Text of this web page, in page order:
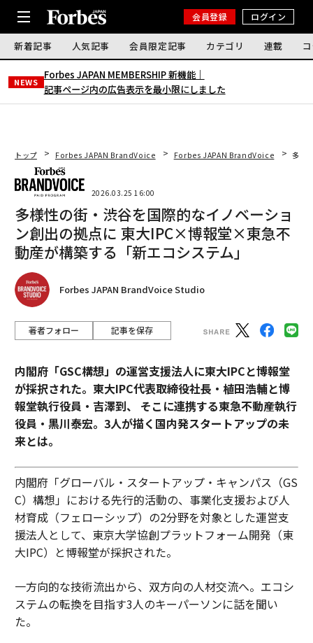
会員登録 ログイン
新着記事 人気記事 会員限定記事 カテゴリ 連載
NEWS
Forbes JAPAN MEMBERSHIP 新機能｜
記事ページ内の広告表示を最小限にしました
トップ Forbes JAPAN BrandVoice Forbes JAPAN BrandVoice 多様
2026.03.25 16:00
多様性の街・渋谷を国際的なイノベーショ
ン創出の拠点に 東大IPC×博報堂×東急不
動産が構築する「新エコシステム」
Forbes JAPAN BrandVoice Studio
著者フォロー 記事を保存
内閣府「GSC構想」の運営支援法人に東大IPCと博報堂
が採択された。東大IPC代表取締役社長・植田浩輔と博
報堂執行役員・吉澤到、 そこに連携する東急不動産執行
役員・黒川泰宏。3人が描く国内発スタートアップの未
来とは。
内閣府「グローバル・スタートアップ・キャンパス（GS
C）構想」における先行的活動の、事業化支援および人
材育成（フェローシップ）の2分野を対象とした運営支
援法人として、東京大学協創プラットフォーム開発（東
大IPC）と博報堂が採択された。
一方向的な技術流出から、双方向の人材交流へ。エコシ
ステムの転換を目指す3人のキーパーソンに話を聞い
た。